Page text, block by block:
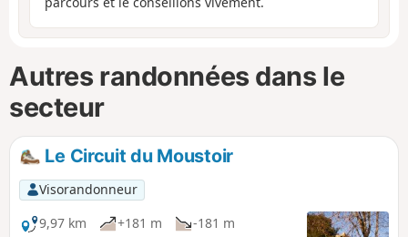
Autres randonnées dans le
secteur
Le Circuit du Moustoir
Visorandonneur
9,97 km
+181 m
-181 m